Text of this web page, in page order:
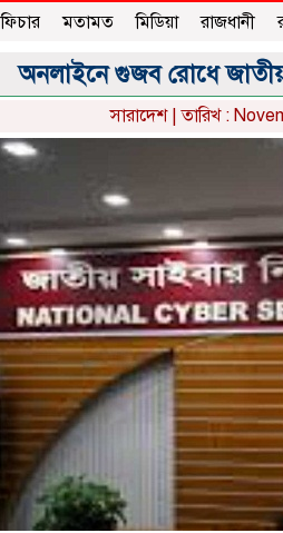
ফিচার মতামত মিডিয়া রাজধানী
অনলাইনে গুজব রোধে জাতীয়
সারাদেশ| তারিখ :